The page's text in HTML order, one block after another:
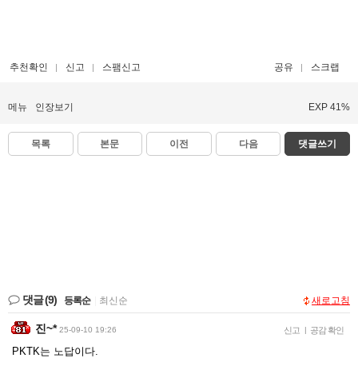
추천확인 신고 스팸신고 공유 스크랩
메뉴 인장보기 EXP 41%
목록 본문 이전 다음 댓글쓰기
댓글(9) 등록순 최신순 새로고침
진~* 25-09-10 19:26 신고 | 공감 확인
PKTK는 노답이다.